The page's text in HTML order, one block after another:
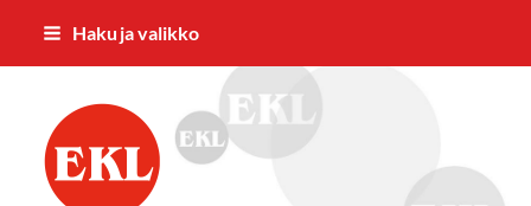
Siirry
Haku ja valikko
Rantalakeuden Eläkkeensaajat RES